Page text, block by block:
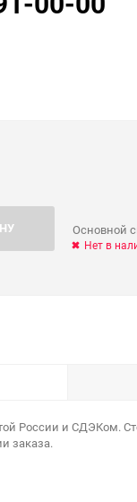
Основной
Нет в
России и СДЭКом.
заказа.